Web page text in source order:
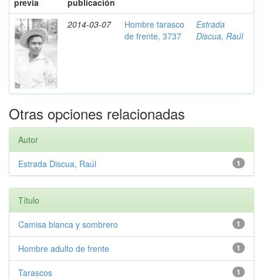
previa
publicación
2014-03-07
Hombre tarasco
de frente, 3737
Estrada
Discua, Raúl
Otras opciones relacionadas
Autor
1
Estrada Discua, Raúl
Título
1
Camisa blanca y sombrero
1
Hombre adulto de frente
1
Tarascos